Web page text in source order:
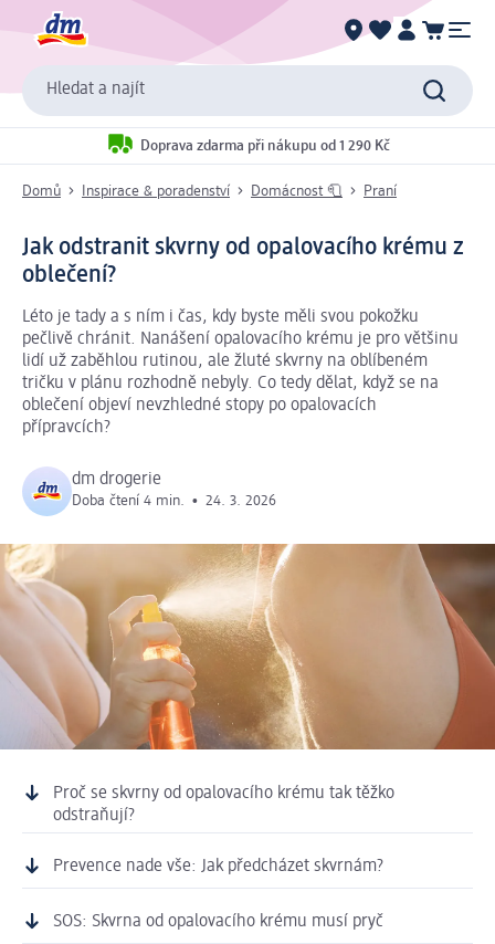
Hledat a najít
Doprava zdarma při nákupu od 1 290 Kč
Domů Inspirace & poradenství Domácnost 🧻 Praní
Jak odstranit skvrny od opalovacího krému z
oblečení?
Léto je tady a s ním i čas, kdy byste měli svou pokožku
pečlivě chránit. Nanášení opalovacího krému je pro většinu
lidí už zaběhlou rutinou, ale žluté skvrny na oblíbeném
tričku v plánu rozhodně nebyly. Co tedy dělat, když se na
oblečení objeví nevzhledné stopy po opalovacích
přípravcích?
dm drogerie
Doba čtení 4 min. • 24. 3. 2026
Proč se skvrny od opalovacího krému tak těžko
odstraňují?
Prevence nade vše: Jak předcházet skvrnám?
SOS: Skvrna od opalovacího krému musí pryč